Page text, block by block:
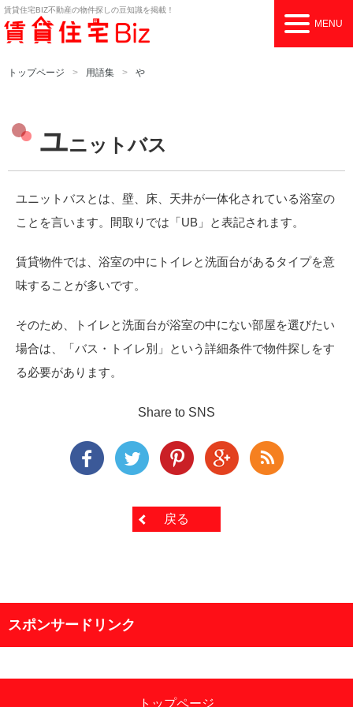
賃貸住宅BIZ不動産の物件探しの豆知識を掲載！
MENU
トップページ 用語集 や
ユニットバス
ユニットバスとは、壁、床、天井が一体化されている浴室の
ことを言います。間取りでは「UB」と表記されます。
賃貸物件では、浴室の中にトイレと洗面台があるタイプを意
味することが多いです。
そのため、トイレと洗面台が浴室の中にない部屋を選びたい
場合は、「バス・トイレ別」という詳細条件で物件探しをす
る必要があります。
Share to SNS
戻る
スポンサードリンク
トップページ